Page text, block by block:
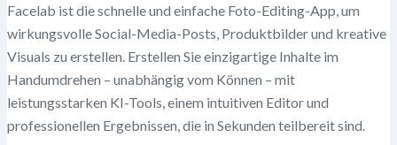
Facelab ist die schnelle und einfache Foto-Editing-App, um
wirkungsvolle Social-Media-Posts, Produktbilder und kreative
Visuals zu erstellen. Erstellen Sie einzigartige Inhalte im
Handumdrehen – unabhängig vom Können – mit
leistungsstarken KI-Tools, einem intuitiven Editor und
professionellen Ergebnissen, die in Sekunden teilbereit sind.